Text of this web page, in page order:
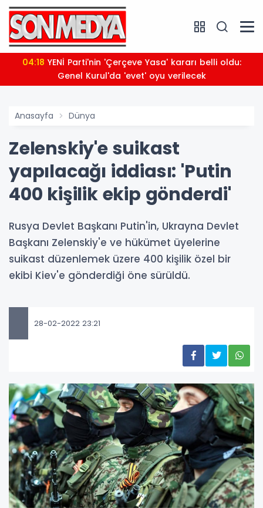
04:18
Genel Kurul'da 'evet' oyu verilecek
Anasayfa Dünya
Zelenskiy'e suikast
yapılacağı iddiası: 'Putin
400 kişilik ekip gönderdi'
Rusya Devlet Başkanı Putin'in, Ukrayna Devlet
Başkanı Zelenskiy'e ve hükümet üyelerine
suikast düzenlemek üzere 400 kişilik özel bir
ekibi Kiev'e gönderdiği öne sürüldü.
28-02-2022 23:21